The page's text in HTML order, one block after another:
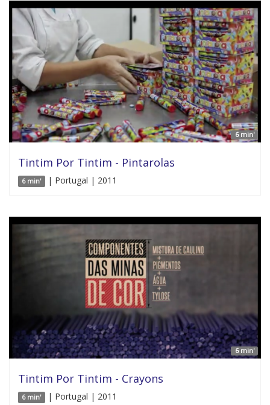
6 min'
Tintim Por Tintim - Pintarolas
6 min' | Portugal | 2011
6 min'
Tintim Por Tintim - Crayons
6 min' | Portugal | 2011